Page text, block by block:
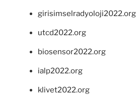
girisimselradyoloji2022.org
utcd2022.org
biosensor2022.org
ialp2022.org
klivet2022.org